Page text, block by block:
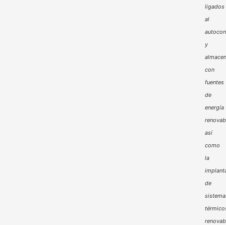
ligados
al
y
con
fuentes
de
energía
así
como
la
de